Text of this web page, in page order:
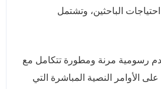
الباحثين، وتشتمل
رسومية مرنة ومطورة تتكامل مع
الأوامر النصية المباشرة التي